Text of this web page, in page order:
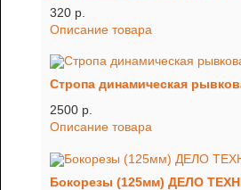
320 p.
Описание товара
Стропа динамическая
2500 p.
Описание товара
Бокорезы (125мм) ДЕЛО